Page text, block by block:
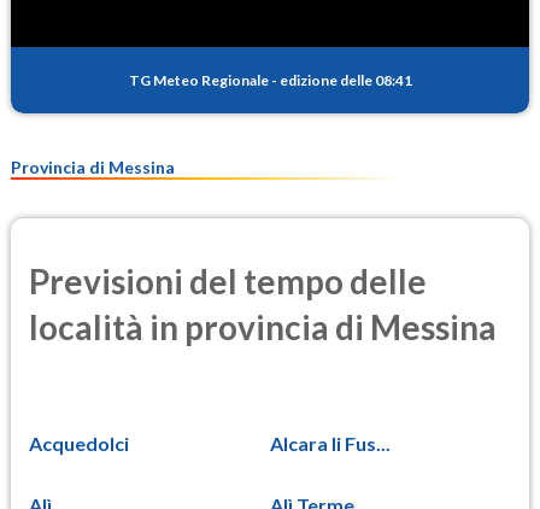
TG Meteo Regionale - edizione delle 08:41
Provincia di Messina
Previsioni del tempo delle
località in provincia di Messina
Acquedolci Alcara li Fus...